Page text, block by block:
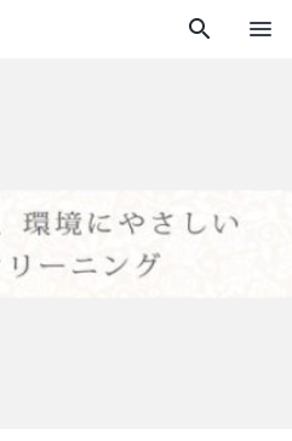
search menu